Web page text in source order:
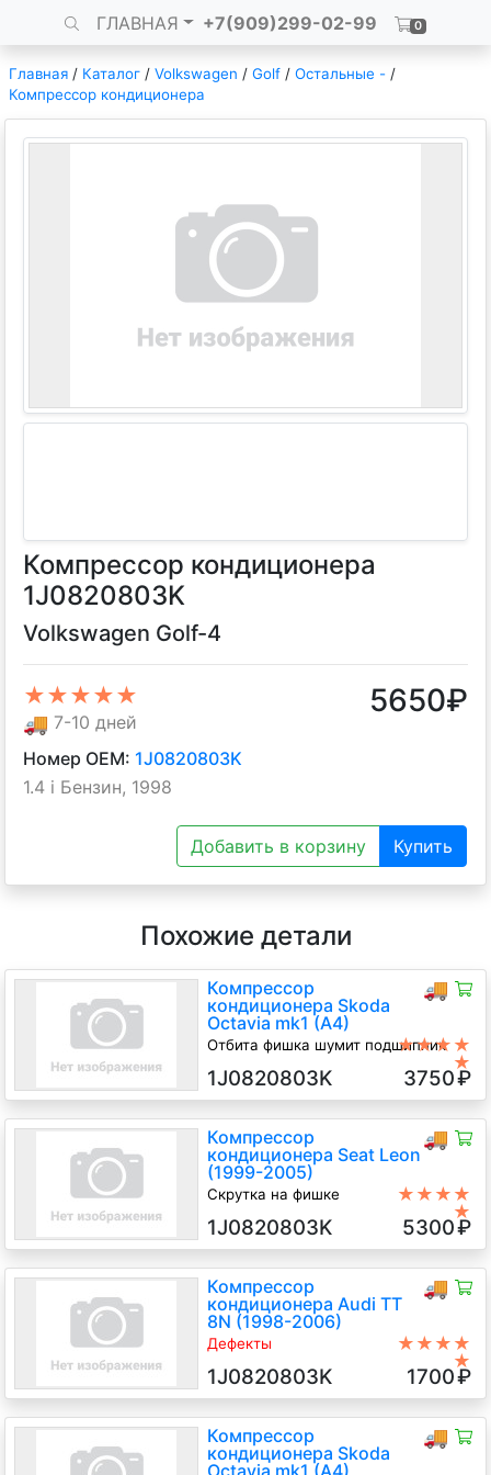
ГЛАВНАЯ +7(909)299-02-99 0
Главная / Каталог / Volkswagen / Golf / Остальные - /
Компрессор кондиционера
Компрессор кондиционера
1J0820803K
Volkswagen Golf-4
★★★★★
🚚 7-10 дней
5650₽
Номер OEM: 1J0820803K
1.4 i Бензин, 1998
Добавить в корзину Купить
Похожие детали
🚚
Компрессор
кондиционера Skoda
Octavia mk1 (A4)
Отбита фишка шумит подшипник
★★★★
★
1J0820803K 3750₽
🚚
Компрессор
кондиционера Seat Leon
(1999-2005)
Скрутка на фишке
★★★★
★
1J0820803K 5300₽
🚚
Компрессор
кондиционера Audi TT
8N (1998-2006)
Дефекты
без гарантии только самовывоз),
Англия (правый руль)
★★★★
★
1J0820803K 1700₽
🚚
Компрессор
кондиционера Skoda
Octavia mk1 (A4)